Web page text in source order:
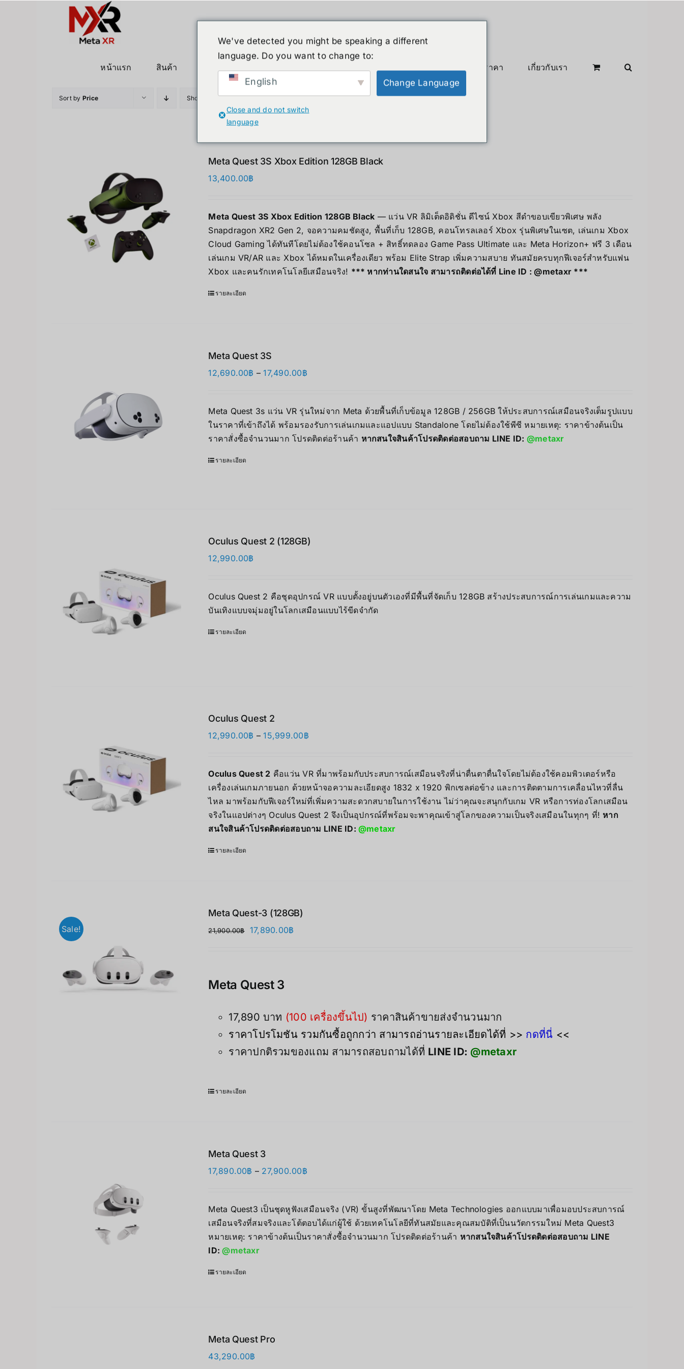
หน้าแรก
สินค้า สินค้าลดราคา เกี่ยวกับเรา
Sort by Price Show 24 Products
Meta Quest 3S Xbox Edition 128GB Black
13,400.00฿
Meta Quest 3S Xbox Edition 128GB Black — แว่น VR ลิมิเต็ดอิดิชั่น ดีไซน์ Xbox สีดำขอบเขียวพิเศษ พลัง
Snapdragon XR2 Gen 2, จอความคมชัดสูง, พื้นที่เก็บ 128GB, คอนโทรลเลอร์ Xbox รุ่นพิเศษในเซต, เล่นเกม Xbox
Cloud Gaming ได้ทันทีโดยไม่ต้องใช้คอนโซล + สิทธิ์ทดลอง Game Pass Ultimate และ Meta Horizon+ ฟรี 3 เดือน
เล่นเกม VR/AR และ Xbox ได้หมดในเครื่องเดียว พร้อม Elite Strap เพิ่มความสบาย ทันสมัยครบทุกฟีเจอร์สำหรับแฟน
Xbox และคนรักเทคโนโลยีเสมือนจริง! *** หากท่านใดสนใจ สามารถติดต่อได้ที่ Line ID :@metaxr ***
รายละเอียด
Meta Quest 3S
12,690.00฿ – 17,490.00฿Price
through
17,490.00฿
Meta Quest 3s แว่น VR รุ่นใหม่จาก Meta ด้วยพื้นที่เก็บข้อมูล 128GB / 256GB ให้ประสบการณ์เสมือนจริงเต็มรูปแบบ
ในราคาที่เข้าถึงได้ พร้อมรองรับการเล่นเกมและแอปแบบ Standalone โดยไม่ต้องใช้พีซี หมายเหตุ: ราคาข้างต้นเป็น
ราคาสั่งซื้อจำนวนมาก โปรดติดต่อร้านค้า หากสนใจสินค้าโปรดติดต่อสอบถาม LINE ID: @metaxr
รายละเอียด
Oculus Quest 2 (128GB)
12,990.00฿
Oculus Quest 2 คือชุดอุปกรณ์ VR แบบตั้งอยู่บนตัวเองที่มีพื้นที่จัดเก็บ 128GB สร้างประสบการณ์การเล่นเกมและความ
บันเทิงแบบจมุ่มอยู่ในโลกเสมือนแบบไร้ขีดจำกัด
รายละเอียด
Oculus Quest 2
12,990.00฿ – 15,999.00฿Price
through
15,999.00฿
Oculus Quest 2 คือแว่น VR ที่มาพร้อมกับประสบการณ์เสมือนจริงที่น่าตื่นตาตื่นใจโดยไม่ต้องใช้คอมพิวเตอร์หรือ
เครื่องเล่นเกมภายนอก ด้วยหน้าจอความละเอียดสูง 1832 x 1920 พิกเซลต่อข้าง และการติดตามการเคลื่อนไหวที่ลื่น
ไหล มาพร้อมกับฟีเจอร์ใหม่ที่เพิ่มความสะดวกสบายในการใช้งาน ไม่ว่าคุณจะสนุกกับเกม VR หรือการท่องโลกเสมือน
จริงในแอปต่างๆ Oculus Quest 2 จึงเป็นอุปกรณ์ที่พร้อมจะพาคุณเข้าสู่โลกของความเป็นจริงเสมือนในทุกๆ ที่! หาก
สนใจสินค้าโปรดติดต่อสอบถาม LINE ID: @metaxr
รายละเอียด
Sale!
Meta Quest-3 (128GB)
21,900.00฿
Original
17,890.00฿
Meta Quest 3
17,890 บาท (100 เครื่องขึ้นไป) ราคาสินค้าขายส่งจำนวนมาก
ราคาโปรโมชัน รวมกันซื้อถูกกว่า สามารถอ่านรายละเอียดได้ที่ >> กดที่นี่ <<
ราคาปกติรวมของแถม สามารถสอบถามได้ที่ LINE ID: @metaxr
รายละเอียด
Meta Quest 3
17,890.00฿ – 27,900.00฿Price
through
27,900.00฿
Meta Quest3 เป็นชุดหูฟังเสมือนจริง (VR) ขั้นสูงที่พัฒนาโดย Meta Technologies ออกแบบมาเพื่อมอบประสบการณ์
เสมือนจริงที่สมจริงและโต้ตอบได้แก่ผู้ใช้ ด้วยเทคโนโลยีที่ทันสมัยและคุณสมบัติที่เป็นนวัตกรรมใหม่ Meta Quest3
หมายเหตุ: ราคาข้างต้นเป็นราคาสั่งซื้อจำนวนมาก โปรดติดต่อร้านค้า หากสนใจสินค้าโปรดติดต่อสอบถาม LINE
ID:@metaxr
รายละเอียด
Meta Quest Pro
43,290.00฿
We've detected you might be speaking a different
language. Do you want to change to:
English Change Language
Close and do not switch
language